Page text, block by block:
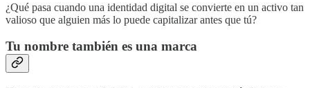
¿Qué pasa cuando una identidad digital se convierte en un activo tan
valioso que alguien más lo puede capitalizar antes que tú?
Tu nombre también es una marca